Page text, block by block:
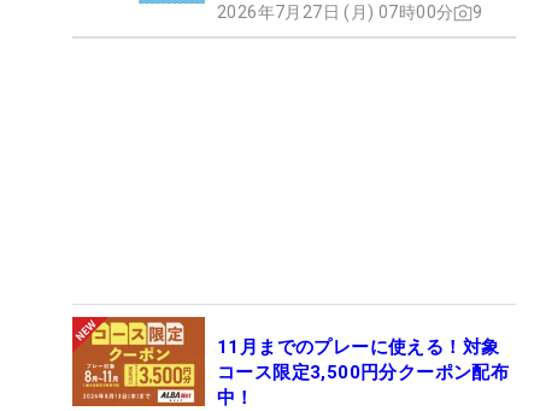
2026年7月27日 (月) 07時00分 9
11月までのプレーに使える！対象
コース限定3,500円分クーポン配布
中！